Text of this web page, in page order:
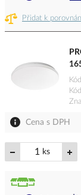
Přidat k
Cena s DPH
ks